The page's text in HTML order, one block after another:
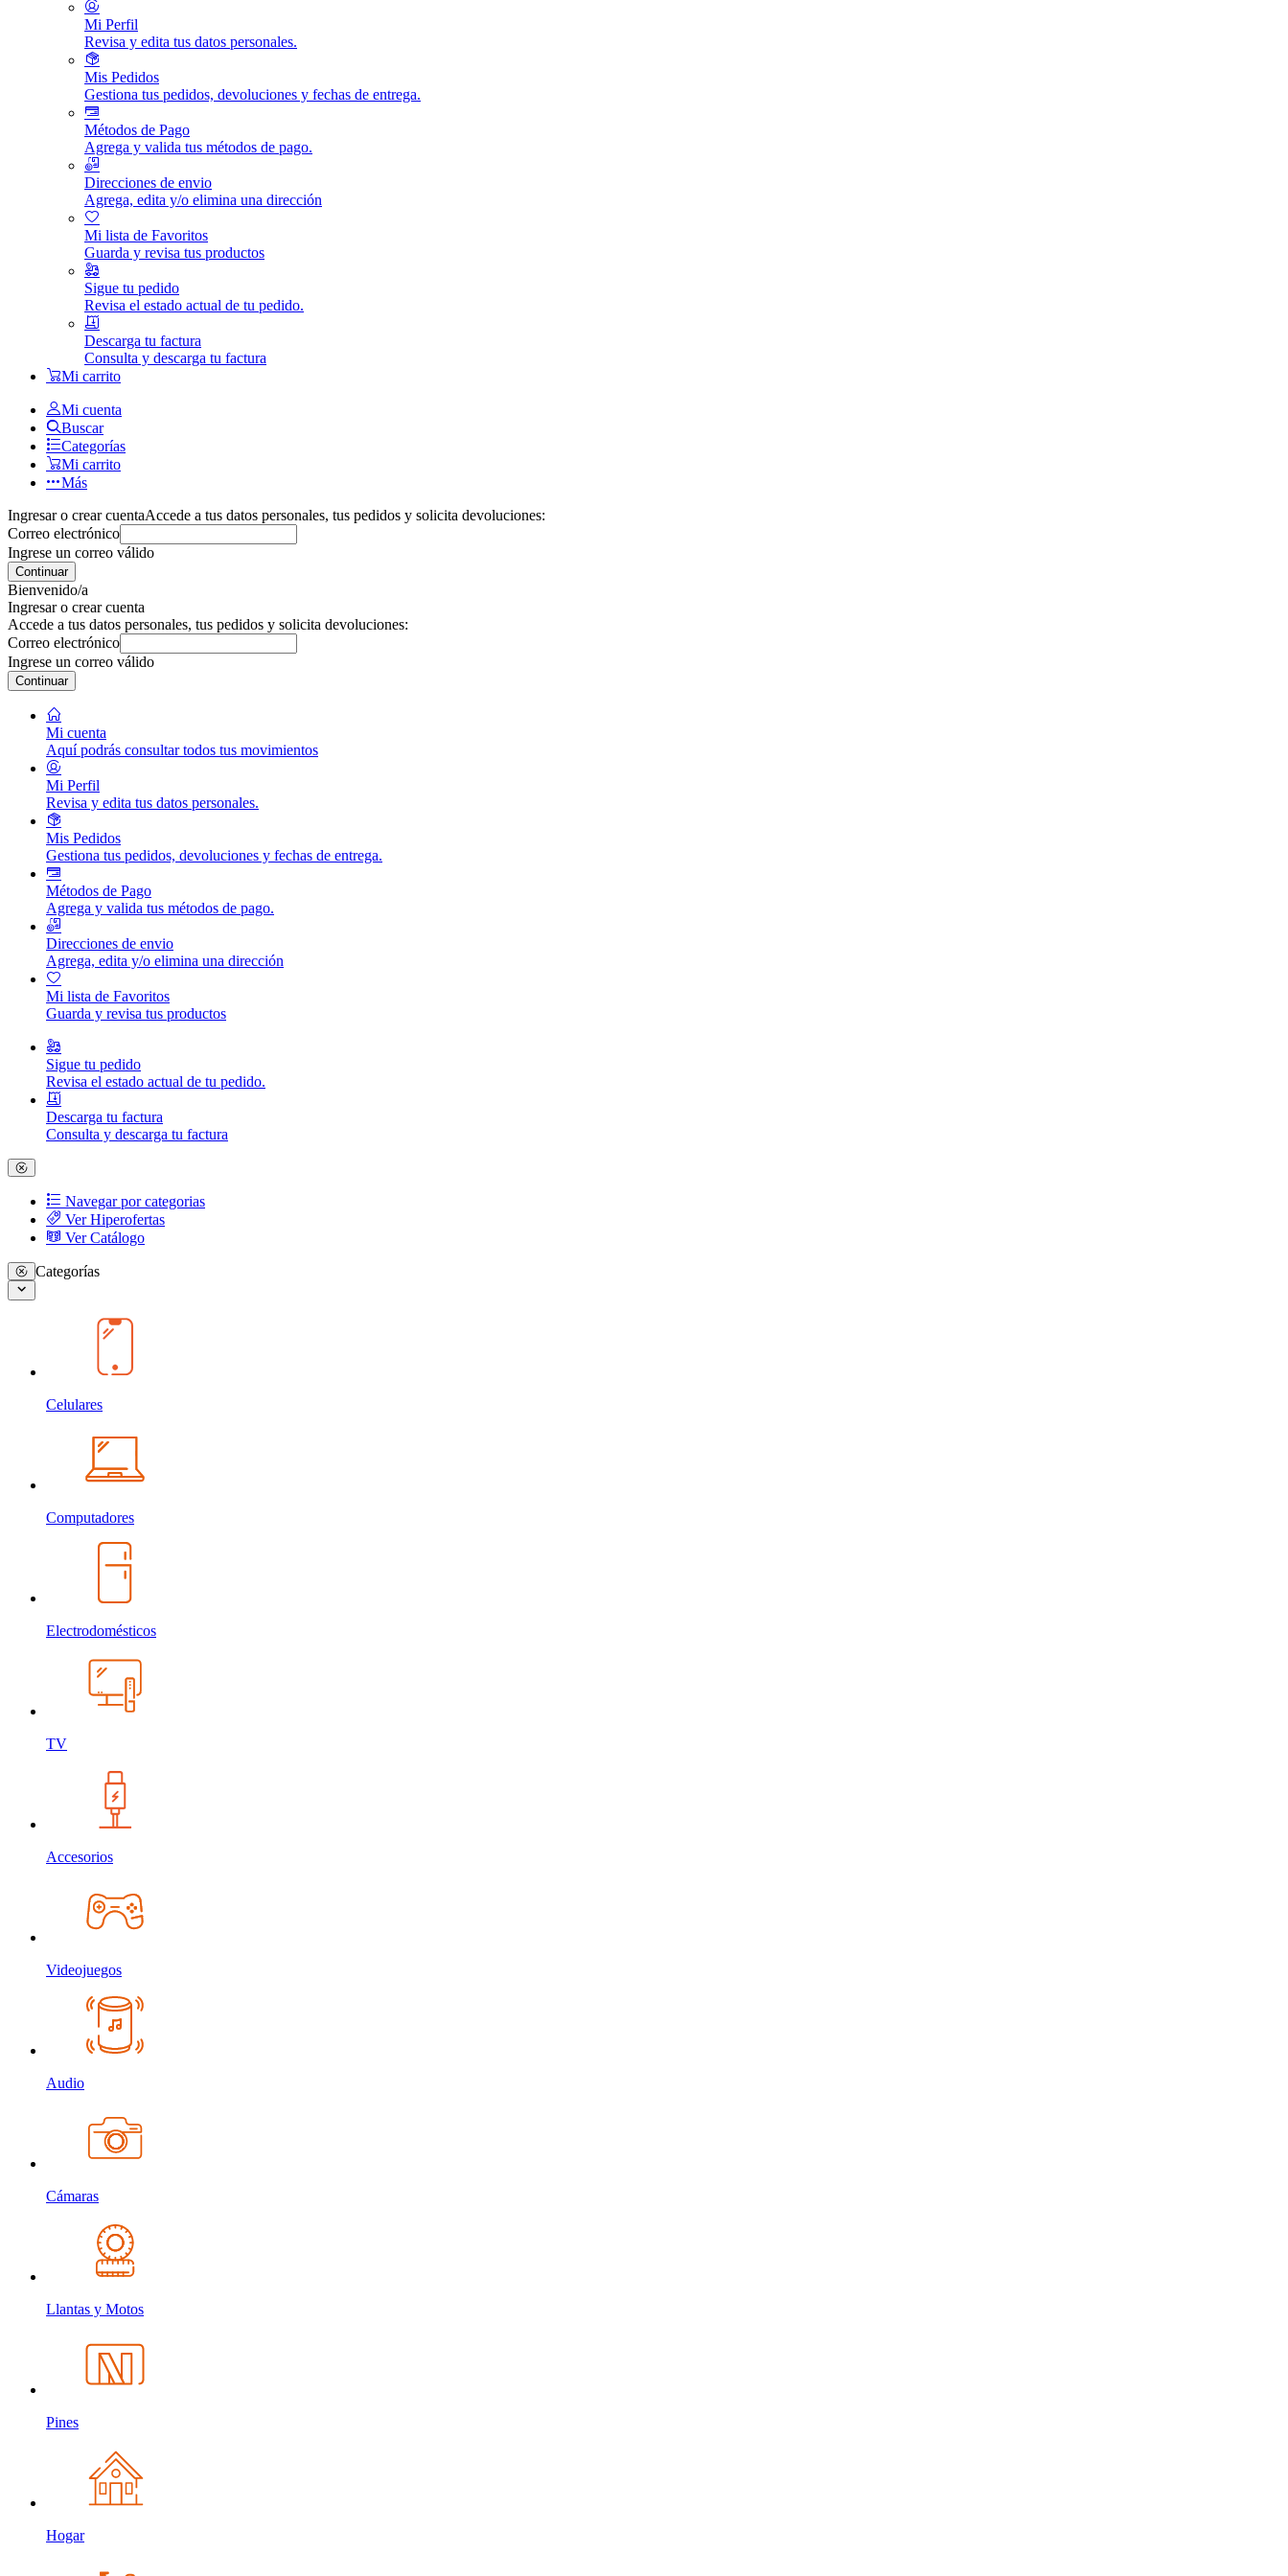
Mi Perfil
Revisa y edita tus datos personales.
Mis Pedidos
Gestiona tus pedidos, devoluciones y fechas de entrega.
Métodos de Pago
Agrega y valida tus métodos de pago.
Direcciones de envio
Agrega, edita y/o elimina una dirección
Mi lista de Favoritos
Guarda y revisa tus productos
Sigue tu pedido
Revisa el estado actual de tu pedido.
Descarga tu factura
Consulta y descarga tu factura
Mi carrito
Mi cuenta
Buscar
Categorías
Mi carrito
Más
Ingresar o crear cuentaAccede a tus datos personales, tus pedidos y solicita devoluciones:
Correo electrónico
Ingrese un correo válido
Continuar
Bienvenido/a
Ingresar o crear cuenta
Accede a tus datos personales, tus pedidos y solicita devoluciones:
Correo electrónico
Ingrese un correo válido
Continuar
Mi cuenta
Aquí podrás consultar todos tus movimientos
Mi Perfil
Revisa y edita tus datos personales.
Mis Pedidos
Gestiona tus pedidos, devoluciones y fechas de entrega.
Métodos de Pago
Agrega y valida tus métodos de pago.
Direcciones de envio
Agrega, edita y/o elimina una dirección
Mi lista de Favoritos
Guarda y revisa tus productos
Sigue tu pedido
Revisa el estado actual de tu pedido.
Descarga tu factura
Consulta y descarga tu factura
Navegar por categorias
Ver Hiperofertas
Ver Catálogo
Categorías
Celulares
Computadores
Electrodomésticos
TV
Accesorios
Videojuegos
Audio
Cámaras
Llantas y Motos
Pines
Hogar